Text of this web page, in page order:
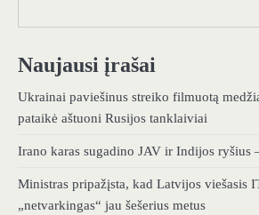
Naujausi įrašai
Ukrainai paviešinus streiko filmuotą
pataikė aštuoni Rusijos tanklaiviai
Irano karas sugadino JAV ir Indijos ryšius
Ministras pripažįsta, kad Latvijos viešasis
„netvarkingas“ jau šešerius metus